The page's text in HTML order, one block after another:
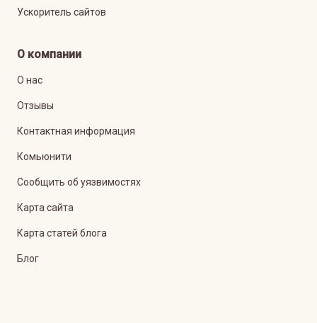
Ускоритель сайтов
О компании
О нас
Отзывы
Контактная информация
Комьюнити
Сообщить об уязвимостях
Карта сайта
Карта статей блога
Блог